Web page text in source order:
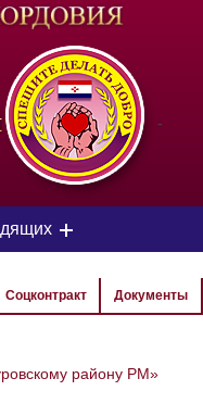
-
Соцконтракт Документы
району РМ»